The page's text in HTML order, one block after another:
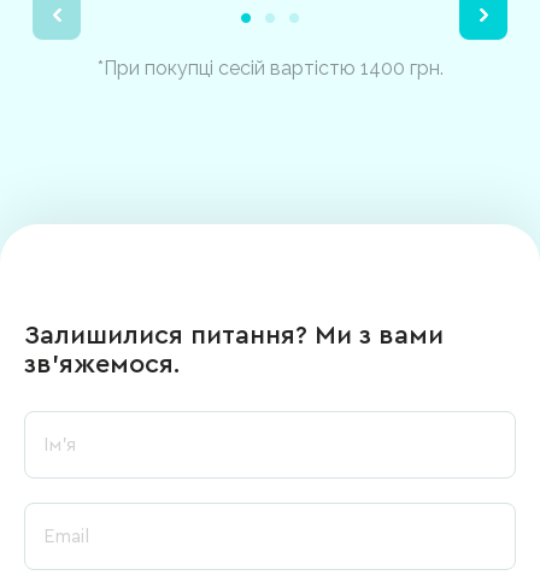
*При покупці сесій вартістю 1400 грн.
Залишилися питання? Ми з вами
зв’яжемося.